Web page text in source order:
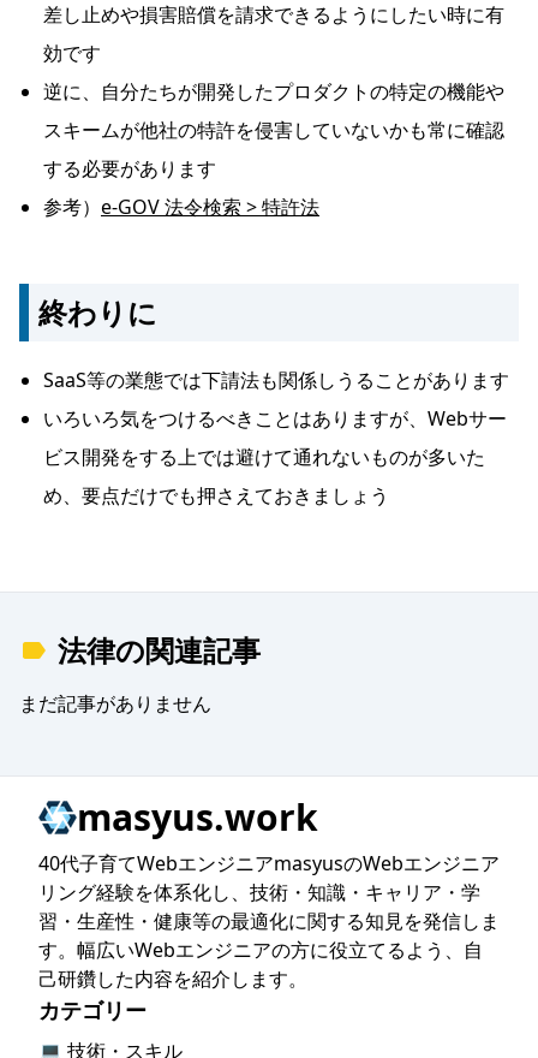
差し止めや損害賠償を請求できるようにしたい時に有
効です
逆に、自分たちが開発したプロダクトの特定の機能や
スキームが他社の特許を侵害していないかも常に確認
する必要があります
参考） e-GOV 法令検索 > 特許法
終わりに
SaaS等の業態では下請法も関係しうることがあります
いろいろ気をつけるべきことはありますが、Webサー
ビス開発をする上では避けて通れないものが多いた
め、要点だけでも押さえておきましょう
法律の関連記事
まだ記事がありません
masyus.work
40代子育てWebエンジニアmasyusのWebエンジニア
リング経験を体系化し、技術・知識・キャリア・学
習・生産性・健康等の最適化に関する知見を発信しま
す。幅広いWebエンジニアの方に役立てるよう、自
己研鑽した内容を紹介します。
カテゴリー
💻 技術・スキル